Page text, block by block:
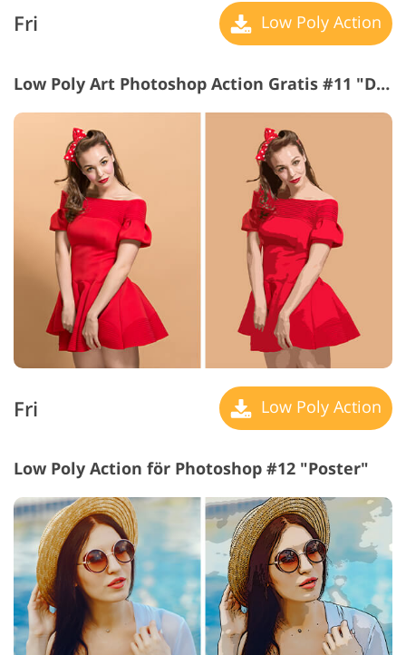
Fri Low Poly Action
Low Poly Art Photoshop Action Gratis #11 "Drawing"
Fri Low Poly Action
Low Poly Action för Photoshop #12 "Poster"